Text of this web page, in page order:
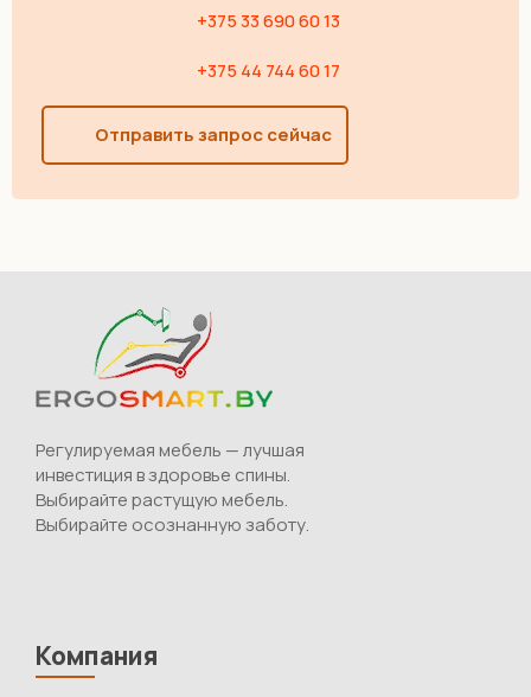
+375 33 690 60 13
+375 44 744 60 17
Отправить запрос сейчас
Регулируемая мебель — лучшая
инвестиция в здоровье спины.
Выбирайте растущую мебель.
Выбирайте осознанную заботу.
Компания